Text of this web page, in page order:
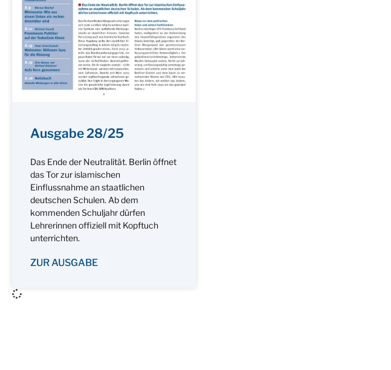
Ausgabe 28/25
Das Ende der Neutralität. Berlin öffnet
das Tor zur islamischen
Einflussnahme an staatlichen
deutschen Schulen. Ab dem
kommenden Schuljahr dürfen
Lehrerinnen offiziell mit Kopftuch
unterrichten.
ZUR AUSGABE